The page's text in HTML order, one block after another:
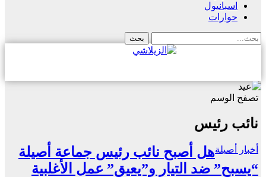
اسبانيول
حوارات
تصفح الوسم
نائب رئيس
أخبار أصيلةهل أصبح نائب رئيس جماعة أصيلة
“يسبح” ضد التيار و”يعيق” عمل الأغلبية